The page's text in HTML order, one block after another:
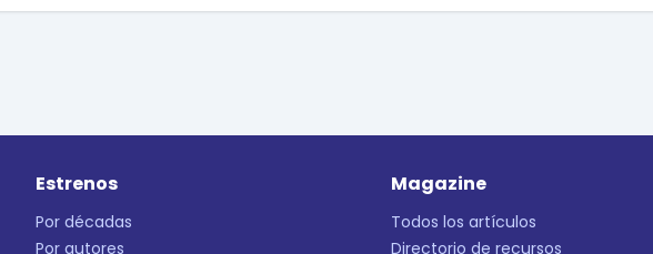
Estrenos
Por décadas
Por autores
Magazine
Todos los artículos
Directorio de recursos